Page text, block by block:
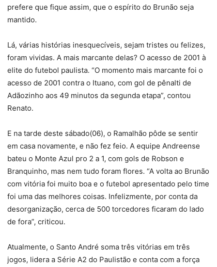
prefere que fique assim, que o espírito do Brunão seja
mantido.
Lá, várias histórias inesquecíveis, sejam tristes ou felizes,
foram vividas. A mais marcante delas? O acesso de 2001 à
elite do futebol paulista. “O momento mais marcante foi o
acesso de 2001 contra o Ituano, com gol de pênalti de
Adãozinho aos 49 minutos da segunda etapa”, contou
Renato.
E na tarde deste sábado(06), o Ramalhão pôde se sentir
em casa novamente, e não fez feio. A equipe Andreense
bateu o Monte Azul pro 2 a 1, com gols de Robson e
Branquinho, mas nem tudo foram flores. “A volta ao Brunão
com vitória foi muito boa e o futebol apresentado pelo time
foi uma das melhores coisas. Infelizmente, por conta da
desorganização, cerca de 500 torcedores ficaram do lado
de fora”, criticou.
Atualmente, o Santo André soma três vitórias em três
jogos, lidera a Série A2 do Paulistão e conta com a força